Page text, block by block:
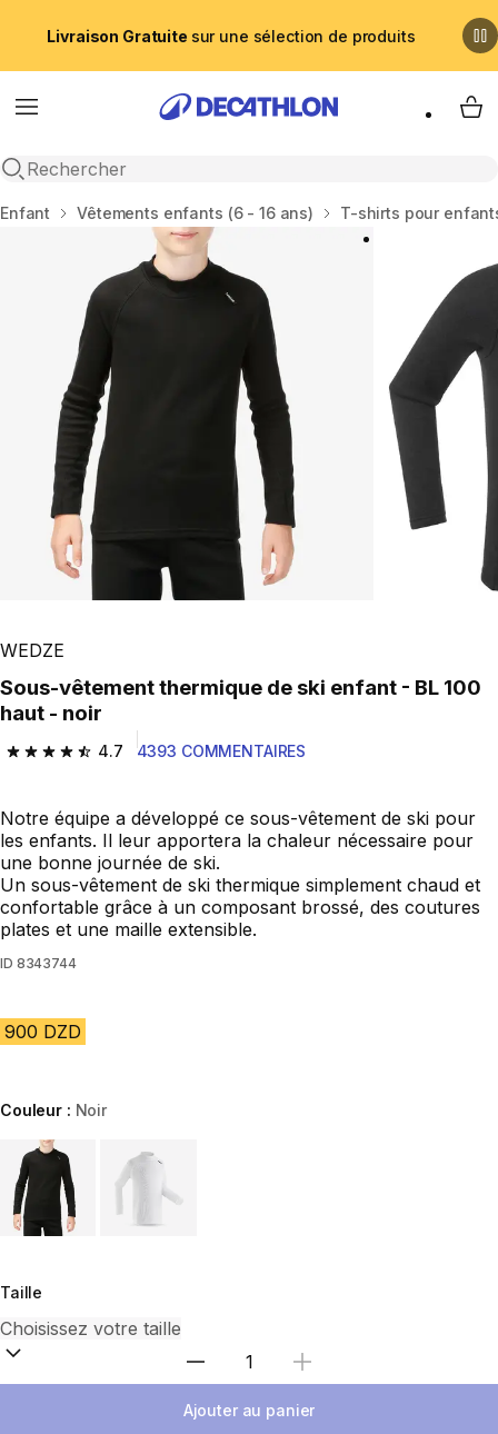
Livraison Gratuite sur une sélection de produits
Menu
Recherche ouverte
My
Accueil
Enfant Vêtements enfants (6 - 16 ans) T-shirts pour
WEDZE
Sous-vêtement thermique de ski enfant - BL 100
haut - noir
4.7
4.7 out of 5 stars from 4393 reviews
4393 COMMENTAIRES
Notre équipe a développé ce sous-vêtement de ski pour
les enfants. Il leur apportera la chaleur nécessaire pour
une bonne journée de ski.
Un sous-vêtement de ski thermique simplement chaud et
confortable grâce à un composant brossé, des coutures
plates et une maille extensible.
ID 8343744
900 DZD
Couleur : Noir
Choose a variant
Taille
Sélectionnez la quantité
Ajouter au panier